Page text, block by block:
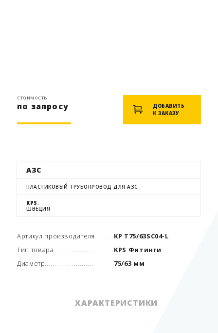
стоимость
по запросу
ДОБАВИТЬ
К ЗАКАЗУ
АЗС
ПЛАСТИКОВЫЙ ТРУБОПРОВОД ДЛЯ АЗС
KPS,
ШВЕЦИЯ
Артикул производителя
KP T75/63SC04-L
Тип товара
KPS Фитинги
Диаметр
75/63 мм
ХАРАКТЕРИСТИКИ